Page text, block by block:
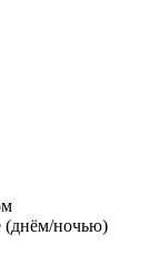
(днём/ночью)